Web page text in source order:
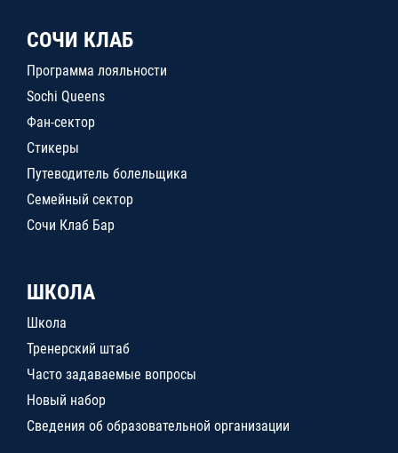
СОЧИ КЛАБ
Программа лояльности
Sochi Queens
Фан-сектор
Стикеры
Путеводитель болельщика
Семейный сектор
Сочи Клаб Бар
ШКОЛА
Школа
Тренерский штаб
Часто задаваемые вопросы
Новый набор
Сведения об образовательной организации